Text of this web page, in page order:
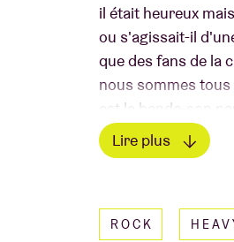
il était heureux
ou s'agissait-il
que des fans de la
nous sommes
est la bande-son
succès de ses
indépendant et
Lire plus
ROCK